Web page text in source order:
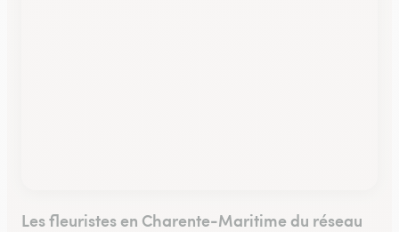
Les fleuristes en Charente-Maritime du réseau